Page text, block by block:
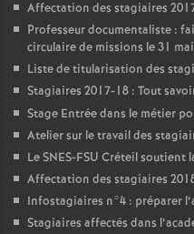
Affectation des stagiaires
Professeur documentaliste :
circulaire de missions le 31
Liste de titularisation des
Stagiaires 2017-18 : Tout
Stage Entrée dans le métier
Atelier sur le travail des
LeSNES-FSU Créteil soutient
Affectation des stagiaires
Infostagiaires n°4 : préparer
Stagiaires affectés dans